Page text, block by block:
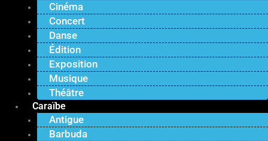
Cinéma
Concert
Danse
Édition
Exposition
Musique
Théâtre
Caraïbe
Antigue
Barbuda